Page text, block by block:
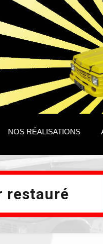
NOS RÉALISATIONS
restauré